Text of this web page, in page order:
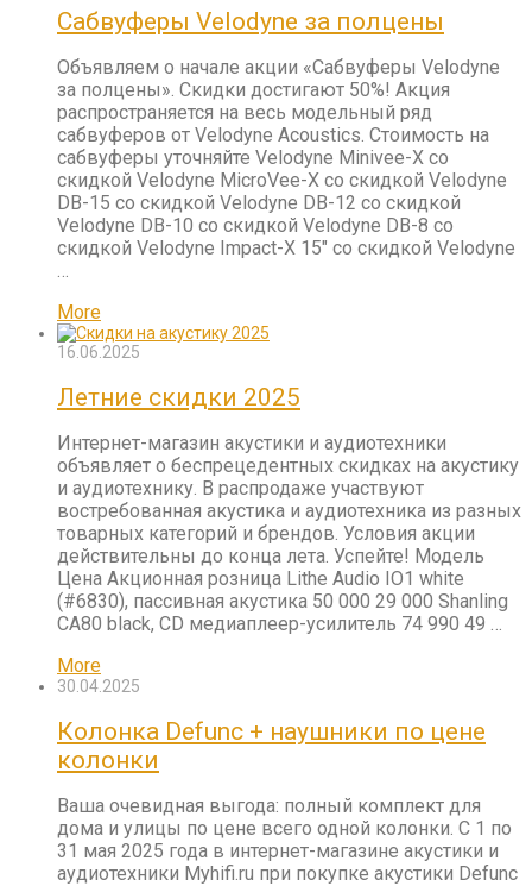
Сабвуферы Velodyne за полцены
Объявляем о начале акции «Сабвуферы Velodyne
за полцены». Скидки достигают 50%! Акция
распространяется на весь модельный ряд
сабвуферов от Velodyne Acoustics. Стоимость на
сабвуферы уточняйте Velodyne Minivee-X со
скидкой Velodyne MicroVee-X со скидкой Velodyne
DB-15 со скидкой Velodyne DB-12 со скидкой
Velodyne DB-10 со скидкой Velodyne DB-8 со
скидкой Velodyne Impact-X 15″ со скидкой Velodyne
…
More
16.06.2025
Летние скидки 2025
Интернет-магазин акустики и аудиотехники
объявляет о беспрецедентных скидках на акустику
и аудиотехнику. В распродаже участвуют
востребованная акустика и аудиотехника из разных
товарных категорий и брендов. Условия акции
действительны до конца лета. Успейте! Модель
Цена Акционная розница Lithe Audio IO1 white
(#6830), пассивная акустика 50 000 29 000 Shanling
CA80 black, CD медиаплеер-усилитель 74 990 49 …
More
30.04.2025
Колонка Defunc + наушники по цене
колонки
Ваша очевидная выгода: полный комплект для
дома и улицы по цене всего одной колонки. С 1 по
31 мая 2025 года в интернет-магазине акустики и
аудиотехники Myhifi.ru при покупке акустики Defunc